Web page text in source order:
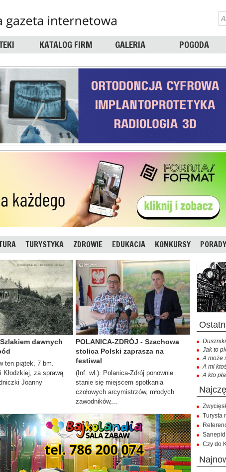
KATALOG FIRM GALERIA POGODA
TURYSTYKA ZDROWIE EDUKACJA KONKURSY
dawnych
ten piątek, 7 bm.
Kłodzkiej, za sprawą
Joanny
POLANICA-ZDRÓJ - Szachowa
stolica Polski zaprasza na
festiwal
(Inf. wł.). Polanica-Zdrój ponownie
stanie się miejscem spotkania
czołowych arcymistrzów, młodych
zawodników,...
Jak to
A może
A mi
A kto
Turysta
Sanepid
Czy do